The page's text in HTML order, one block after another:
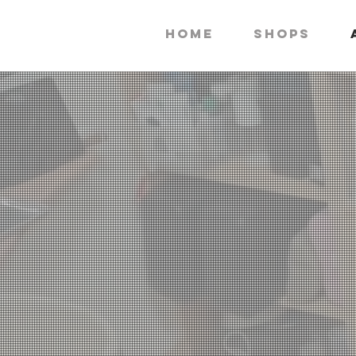
HOME SHOPS